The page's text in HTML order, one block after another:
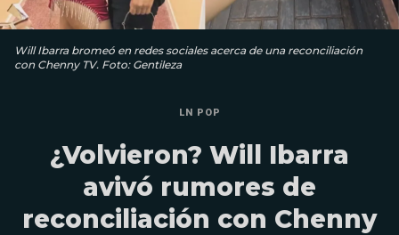
Will Ibarra bromeó en redes sociales acerca de una reconciliación
con Chenny TV. Foto: Gentileza
LN POP
¿Volvieron? Will Ibarra
avivó rumores de
reconciliación con Chenny